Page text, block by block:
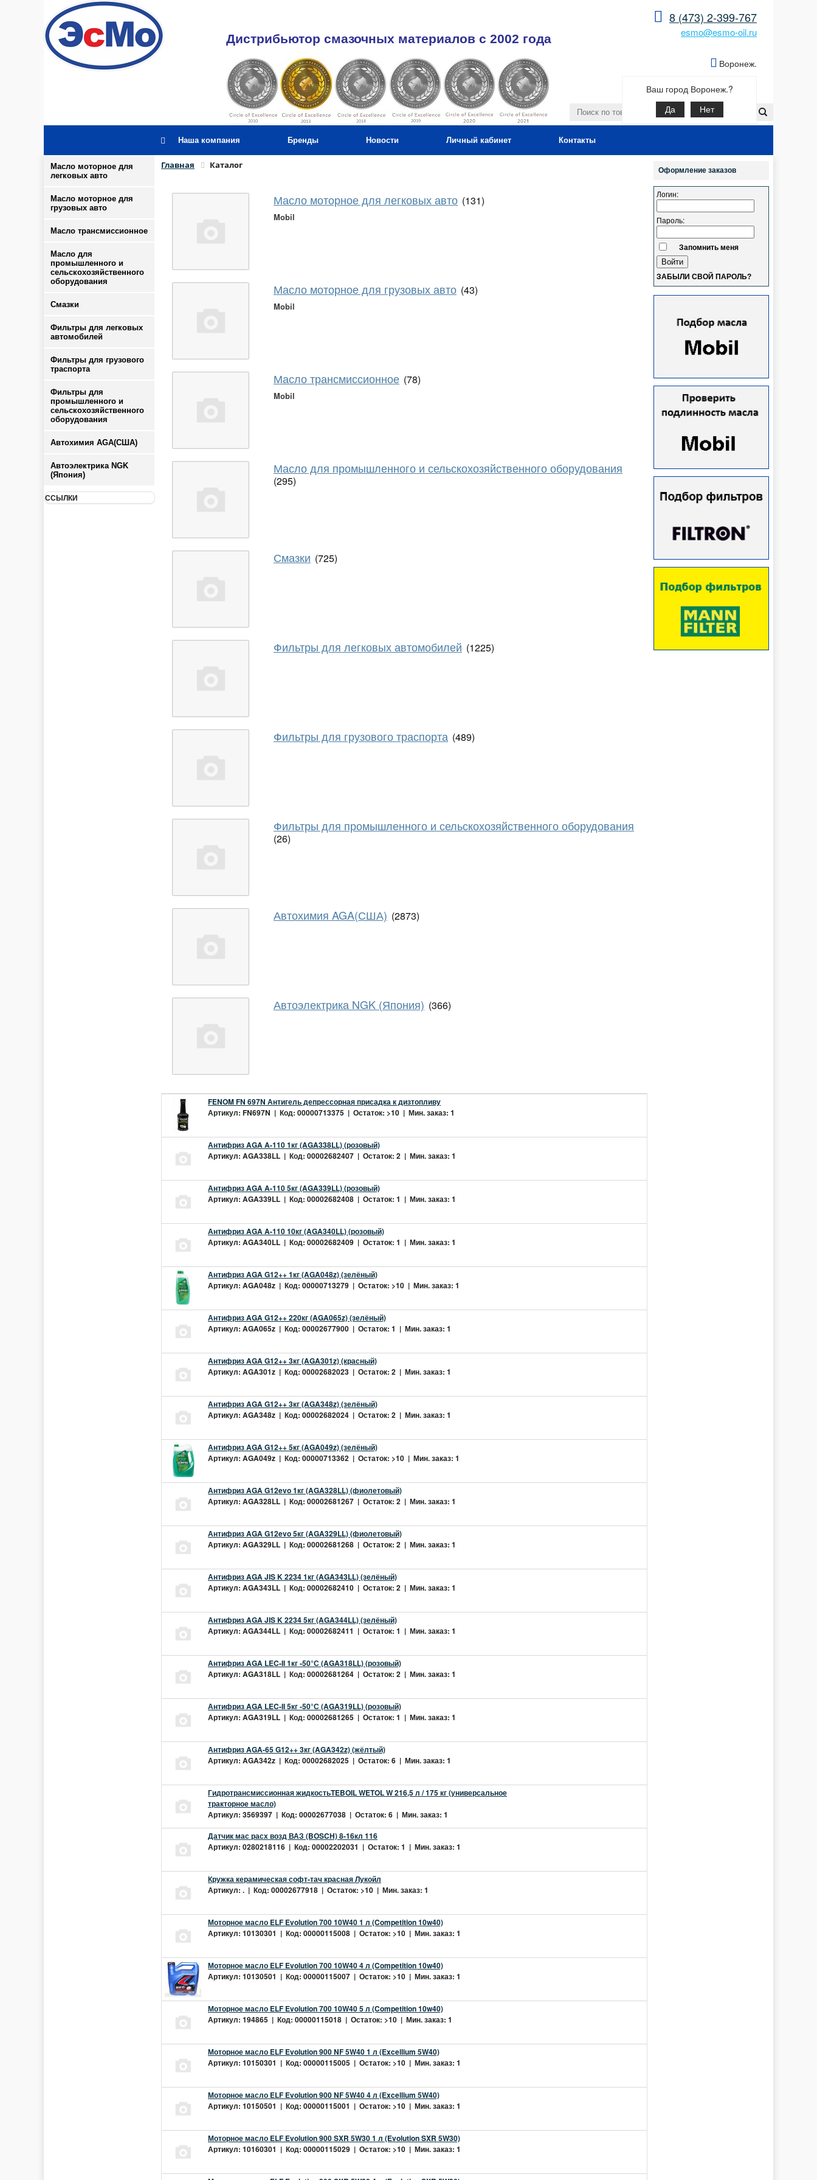
8 (473) 2-399-767
esmo@esmo-oil.ru
Дистрибьютор смазочных материалов c 2002 года
Воронеж.
Ваш город Воронеж.?
Да Нет
Наша компания Бренды Новости Личный кабинет Контакты
Масло моторное для
легковых авто
Масло моторное для
грузовых авто
Масло трансмиссионное
Масло для
промышленного и
сельскохозяйственного
оборудования
Смазки
Фильтры для легковых
автомобилей
Фильтры для грузового
траспорта
Фильтры для
промышленного и
сельскохозяйственного
оборудования
Автохимия AGA(США)
Автоэлектрика NGK
(Япония)
ССЫЛКИ
Главная Каталог
Масло моторное для легковых авто (131)
Mobil
Масло моторное для грузовых авто (43)
Mobil
Масло трансмиссионное (78)
Mobil
Масло для промышленного и сельскохозяйственного оборудования
(295)
Смазки (725)
Фильтры для легковых автомобилей (1225)
Фильтры для грузового траспорта (489)
Фильтры для промышленного и сельскохозяйственного оборудования
(26)
Автохимия AGA(США) (2873)
Автоэлектрика NGK (Япония) (366)
FENOM FN 697N Антигель депрессорная присадка к дизтопливу
Артикул: FN697N | Код: 00000713375 | Остаток: >10 | Мин. заказ: 1
Антифриз AGA A-110 1кг (AGA338LL) (розовый)
Артикул: AGA338LL | Код: 00002682407 | Остаток: 2 | Мин. заказ: 1
Антифриз AGA A-110 5кг (AGA339LL) (розовый)
Артикул: AGA339LL | Код: 00002682408 | Остаток: 1 | Мин. заказ: 1
Антифриз AGA A-110 10кг (AGA340LL) (розовый)
Артикул: AGA340LL | Код: 00002682409 | Остаток: 1 | Мин. заказ: 1
Антифриз AGA G12++ 1кг (AGA048z) (зелёный)
Артикул: AGA048z | Код: 00000713279 | Остаток: >10 | Мин. заказ: 1
Антифриз AGA G12++ 220кг (AGA065z) (зелёный)
Артикул: AGA065z | Код: 00002677900 | Остаток: 1 | Мин. заказ: 1
Антифриз AGA G12++ 3кг (AGA301z) (красный)
Артикул: AGA301z | Код: 00002682023 | Остаток: 2 | Мин. заказ: 1
Антифриз AGA G12++ 3кг (AGA348z) (зелёный)
Артикул: AGA348z | Код: 00002682024 | Остаток: 2 | Мин. заказ: 1
Антифриз AGA G12++ 5кг (AGA049z) (зелёный)
Артикул: AGA049z | Код: 00000713362 | Остаток: >10 | Мин. заказ: 1
Антифриз AGA G12evo 1кг (AGA328LL) (фиолетовый)
Артикул: AGA328LL | Код: 00002681267 | Остаток: 2 | Мин. заказ: 1
Антифриз AGA G12evo 5кг (AGA329LL) (фиолетовый)
Артикул: AGA329LL | Код: 00002681268 | Остаток: 2 | Мин. заказ: 1
Антифриз AGA JIS K 2234 1кг (AGA343LL) (зелёный)
Артикул: AGA343LL | Код: 00002682410 | Остаток: 2 | Мин. заказ: 1
Антифриз AGA JIS K 2234 5кг (AGA344LL) (зелёный)
Артикул: AGA344LL | Код: 00002682411 | Остаток: 1 | Мин. заказ: 1
Антифриз AGA LEC-II 1кг -50°С (AGA318LL) (розовый)
Артикул: AGA318LL | Код: 00002681264 | Остаток: 2 | Мин. заказ: 1
Антифриз AGA LEC-II 5кг -50°С (AGA319LL) (розовый)
Артикул: AGA319LL | Код: 00002681265 | Остаток: 1 | Мин. заказ: 1
Антифриз AGA-65 G12++ 3кг (AGA342z) (жёлтый)
Артикул: AGA342z | Код: 00002682025 | Остаток: 6 | Мин. заказ: 1
Гидротрансмиссионная жидкостьTEBOIL WETOL W 216,5 л / 175 кг (универсальное
тракторное масло)
Артикул: 3569397 | Код: 00002677038 | Остаток: 6 | Мин. заказ: 1
Датчик мас расх возд ВАЗ (BOSCH) 8-16кл 116
Артикул: 0280218116 | Код: 00002202031 | Остаток: 1 | Мин. заказ: 1
Кружка керамическая софт-тач красная Лукойл
Артикул: . | Код: 00002677918 | Остаток: >10 | Мин. заказ: 1
Моторное масло ELF Evolution 700 10W40 1 л (Competition 10w40)
Артикул: 10130301 | Код: 00000115008 | Остаток: >10 | Мин. заказ: 1
Моторное масло ELF Evolution 700 10W40 4 л (Competition 10w40)
Артикул: 10130501 | Код: 00000115007 | Остаток: >10 | Мин. заказ: 1
Моторное масло ELF Evolution 700 10W40 5 л (Competition 10w40)
Артикул: 194865 | Код: 00000115018 | Остаток: >10 | Мин. заказ: 1
Моторное масло ELF Evolution 900 NF 5W40 1 л (Excellium 5W40)
Артикул: 10150301 | Код: 00000115005 | Остаток: >10 | Мин. заказ: 1
Моторное масло ELF Evolution 900 NF 5W40 4 л (Excellium 5W40)
Артикул: 10150501 | Код: 00000115001 | Остаток: >10 | Мин. заказ: 1
Моторное масло ELF Evolution 900 SXR 5W30 1 л (Evolution SXR 5W30)
Артикул: 10160301 | Код: 00000115029 | Остаток: >10 | Мин. заказ: 1
Оформление заказов
Логин:
Пароль:
Запомнить меня
ЗАБЫЛИ СВОЙ ПАРОЛЬ?